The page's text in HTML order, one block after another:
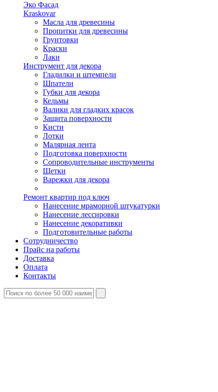
Эко Фасад
Kraskovar
Масла для древесины
Пропитки для древесины
Грунтовки
Краски
Лаки
Инструмент для декора
Гладилки и штемпели
Шпатели
Губки для декора
Кельмы
Валики для гладких красок
Защита поверхности
Кисти
Лотки
Малярная лента
Подготовка поверхности
Сопроводительные инструменты
Щетки
Варежки для декора
Ремонт квартир под ключ
Нанесение мраморной штукатурки
Нанесение лессировки
Нанесение декоративки
Подготовительные работы
Сотрудничество
Прайс на работы
Доставка
Оплата
Контакты